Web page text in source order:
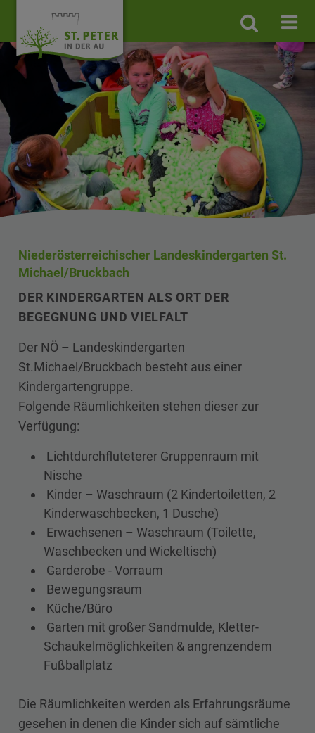
Site
search
toggle
Niederösterreichischer Landeskindergarten St.
Michael/Bruckbach
DER KINDERGARTEN ALS ORT DER
BEGEGNUNG UND VIELFALT
Der NÖ – Landeskindergarten
St.Michael/Bruckbach besteht aus einer
Kindergartengruppe.
Folgende Räumlichkeiten stehen dieser zur
Verfügung:
Lichtdurchfluteterer Gruppenraum mit
Nische
Kinder – Waschraum (2 Kindertoiletten, 2
Kinderwaschbecken, 1 Dusche)
Erwachsenen – Waschraum (Toilette,
Waschbecken und Wickeltisch)
Garderobe - Vorraum
Bewegungsraum
Küche/Büro
Garten mit großer Sandmulde, Kletter-
Schaukelmöglichkeiten & angrenzendem
Fußballplatz
Die Räumlichkeiten werden als Erfahrungsräume
gesehen in denen die Kinder sich auf sämtliche